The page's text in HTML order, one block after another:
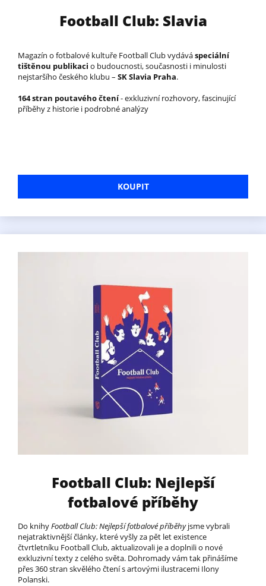
Football Club: Slavia
Magazín o fotbalové kultuře Football Club vydáváspeciální
tištěnou publikaci o budoucnosti, současnosti i minulosti
nejstaršího českého klubu – SK Slavia Praha.
164 stran poutavého čtení- exkluzivní rozhovory, fascinující
příběhy z historie i podrobné analýzy
KOUPIT
Football Club: Nejlepší
fotbalové příběhy
Do knihyFootball Club: Nejlepší fotbalové příběhyjsme vybrali
nejatraktivnější články, které vyšly za pět let existence
čtvrtletníku Football Club, aktualizovali je a doplnili o nové
exkluzivní texty z celého světa. Dohromady vám tak přinášíme
přes 360 stran skvělého čtení s artovými ilustracemi Ilony
Polanski.